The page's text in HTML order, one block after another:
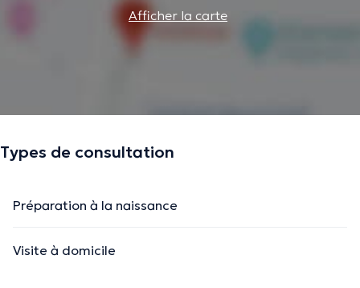
Afficher la carte
Types de consultation
Préparation à la naissance
Visite à domicile